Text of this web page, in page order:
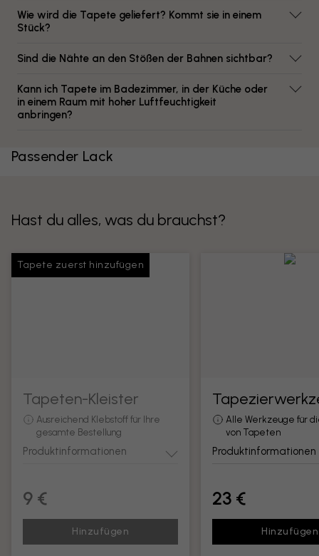
Wie wird die Tapete geliefert? Kommt sie in einem
Stück?
Sind die Nähte an den Stößen der Bahnen sichtbar?
Kann ich Tapete im Badezimmer, in der Küche oder
in einem Raum mit hoher Luftfeuchtigkeit
anbringen?
Passender Lack
Hast du alles, was du brauchst?
Tapete zuerst hinzufügen
Tapeten-Kleister
Ausreichend Klebstoff für Ihre
gesamte Bestellung
Produktinformationen
9 €
Hinzufügen
Alle Werkzeuge für
von Tapeten
Produktinformationen
23 €
Hinzufügen